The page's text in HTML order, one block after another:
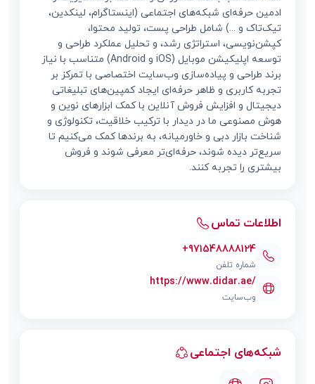
ادمین حرفه‌ای شبکه‌های اجتماعی (اینستاگرام، لینکدین،
تیک‌تاک و ...) شامل طراحی پست، تولید محتوا،
کپشن‌نویسی، استراتژی رشد، و تحلیل عملکرد طراحی و
توسعه اپلیکیشن موبایل (iOS و Android) متناسب با نیاز
برند طراحی و پیاده‌سازی وب‌سایت اختصاصی با تمرکز بر
تجربه کاربری و ظاهر حرفه‌ای ایجاد کمپین‌های تبلیغاتی
دیجیتال و افزایش فروش آنلاین با کمک ابزارهای نوین و
هوش مصنوعی ما در دیدار با ترکیب خلاقیت، تکنولوژی و
شناخت بازار دبی و خاورمیانه، به برندها کمک می‌کنیم تا
سریع‌تر دیده شوند، حرفه‌ای‌تر معرفی شوند و فروش
بیشتری را تجربه کنند.
اطلاعات تماس
+971548888124
شماره تلفن
https://www.didar.ae/
وب‌سایت
شبکه‌های اجتماعی